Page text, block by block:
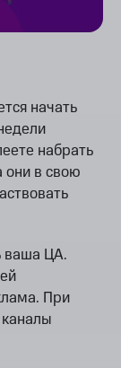
начать
набрать
они в свою
ваша ЦА.
При